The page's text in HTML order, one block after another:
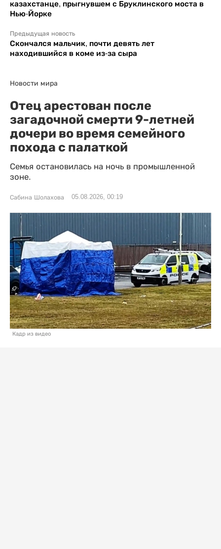
казахстанце, прыгнувшем с Бруклинского моста в
Нью-Йорке
Предыдущая новость
Скончался мальчик, почти девять лет
находившийся в коме из-за сыра
Новости мира
Отец арестован после
загадочной смерти 9-летней
дочери во время семейного
похода с палаткой
Семья остановилась на ночь в промышленной
зоне.
Сабина Шолахова 05.08.2026, 00:19
Кадр из видео